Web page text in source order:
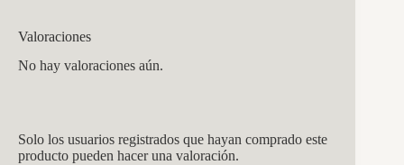
Valoraciones
No hay valoraciones aún.
Solo los usuarios registrados que hayan comprado este
producto pueden hacer una valoración.